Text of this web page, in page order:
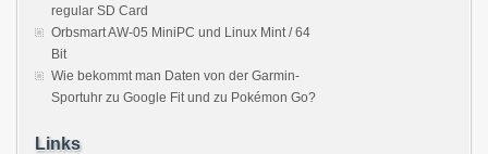
regular SD Card
Orbsmart AW-05 MiniPC und Linux Mint / 64
Bit
Wie bekommt man Daten von der Garmin-
Sportuhr zu Google Fit und zu Pokémon Go?
Links